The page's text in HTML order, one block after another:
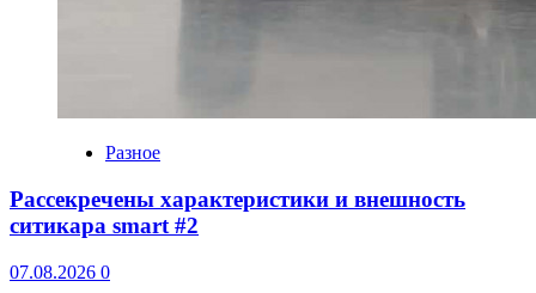
Разное
Рассекречены характеристики и внешность
ситикара smart #2
07.08.2026 0